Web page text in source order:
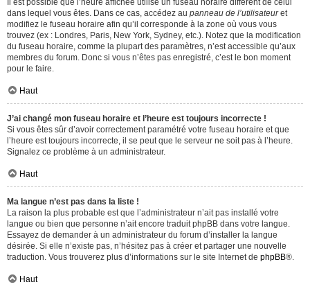
dans lequel vous êtes. Dans ce cas, accédez au panneau de l’utilisateuret
modifiez le fuseau horaire afin qu’il corresponde à la zone où vous vous
trouvez (ex : Londres, Paris, New York, Sydney, etc.). Notez que la modification
du fuseau horaire, comme la plupart des paramètres, n’est accessible qu’aux
membres du forum. Donc si vous n’êtes pas enregistré, c’est le bon moment
pour le faire.
Haut
J’ai changé mon fuseau horaire et l’heure est toujours incorrecte !
Si vous êtes sûr d’avoir correctement paramétré votre fuseau horaire et que
l’heure est toujours incorrecte, il se peut que le serveur ne soit pas à l’heure.
Signalez ce problème à un administrateur.
Haut
Ma langue n’est pas dans la liste !
La raison la plus probable est que l’administrateur n’ait pas installé votre
langue ou bien que personne n’ait encore traduit phpBB dans votre langue.
Essayez de demander à un administrateur du forum d’installer la langue
désirée. Si elle n’existe pas, n’hésitez pas à créer et partager une nouvelle
traduction. Vous trouverez plus d’informations sur le site Internet de phpBB®.
Haut